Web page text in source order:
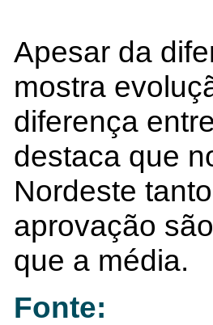
Apesar da
mostra
diferença
destaca que
Nordeste
aprovação
que a média.
Fonte: